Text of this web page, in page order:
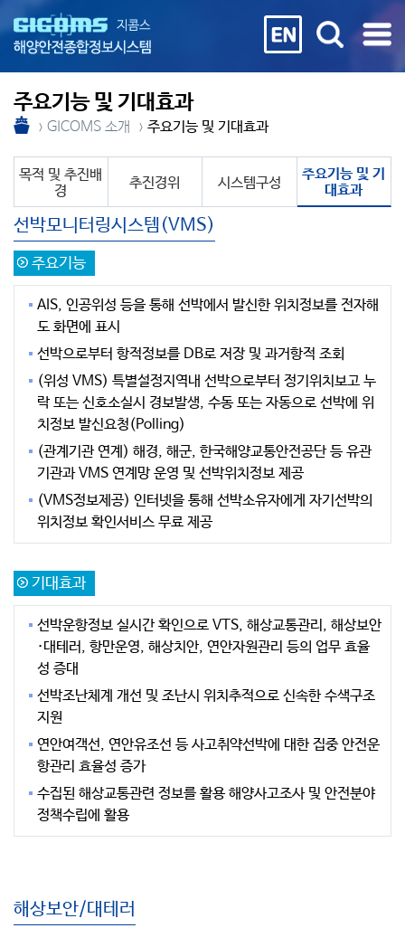
주요기능 및 기대효과
GICOMS 소개 주요기능 및 기대효과
목적 및 추진배
경
추진경위 시스템구성
주요기능 및 기
대효과
선박모니터링시스템(VMS)
주요기능
AIS, 인공위성 등을 통해 선박에서 발신한 위치정보를 전자해
도 화면에 표시
선박으로부터 항적정보를 DB로 저장 및 과거항적 조회
(위성 VMS) 특별설정지역내 선박으로부터 정기위치보고 누
락 또는 신호소실시 경보발생, 수동 또는 자동으로 선박에 위
치정보 발신요청(Polling)
(관계기관 연계) 해경, 해군, 한국해양교통안전공단 등 유관
기관과 VMS 연계망 운영 및 선박위치정보 제공
(VMS정보제공) 인터넷을 통해 선박소유자에게 자기선박의
위치정보 확인서비스 무료 제공
기대효과
선박운항정보 실시간 확인으로 VTS, 해상교통관리, 해상보안
·대테러, 항만운영, 해상치안, 연안자원관리 등의 업무 효율
성 증대
선박조난체계 개선 및 조난시 위치추적으로 신속한 수색구조
지원
연안여객선, 연안유조선 등 사고취약선박에 대한 집중 안전운
항관리 효율성 증가
수집된 해상교통관련 정보를 활용 해양사고조사 및 안전분야
정책수립에 활용
해상보안/대테러